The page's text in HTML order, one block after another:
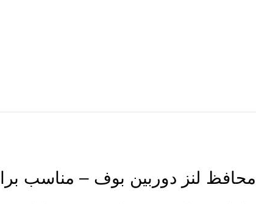
محافظ لنز دوربین بوف – مناسب